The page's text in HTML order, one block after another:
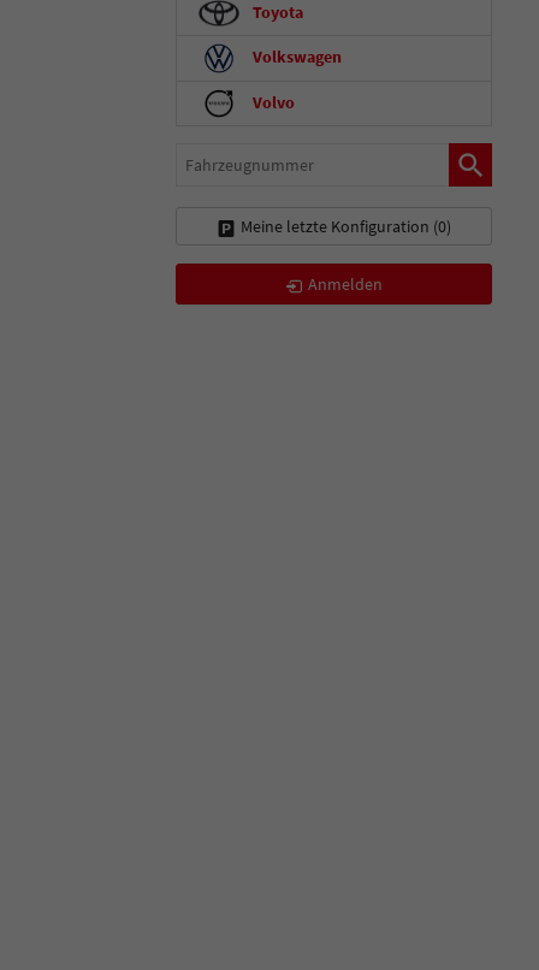
Toyota
Volkswagen
Volvo
Fahrzeugnummer
Meine letzte Konfiguration (0)
Anmelden